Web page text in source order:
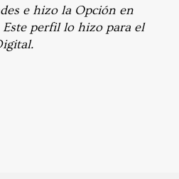
e hizo la Opción en
perfil lo hizo para el